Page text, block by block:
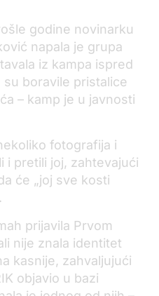
godine novinarku
napala je grupa
iz kampa ispred
boravile pristalice
– kamp je u javnosti
fotografija i
i pretili joj, zahtevajući
će „joj sve kosti
prijavila Prvom
nije znala identitet
kasnije, zahvaljujući
objavio u bazi